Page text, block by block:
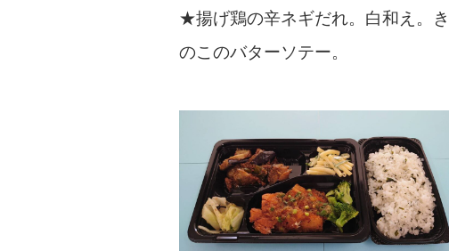
★揚げ鶏の辛ネギだれ。白和え。き
のこのバターソテー。